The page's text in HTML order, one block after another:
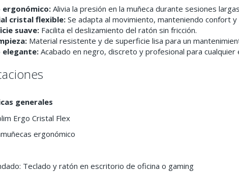
ergonómico: Alivia la presión en la muñeca durante sesiones
cristal flexible: Se adapta al movimiento, manteniendo confort y
suave: Facilita el deslizamiento del ratón sin fricción.
Material resistente y de superficie lisa para un
elegante: Acabado en negro, discreto y profesional para
generales
Ergo Cristal Flex
ergonómico
Teclado y ratón en escritorio de oficina o gaming